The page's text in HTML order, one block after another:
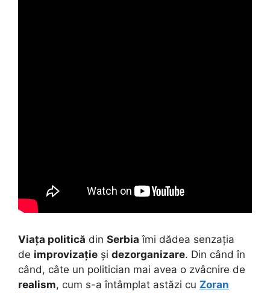
Viața politică din Serbia îmi dădea senzația
de improvizație și dezorganizare. Din când în
când, câte un politician mai avea o zvâcnire de
realism, cum s-a întâmplat astăzi cu Zoran